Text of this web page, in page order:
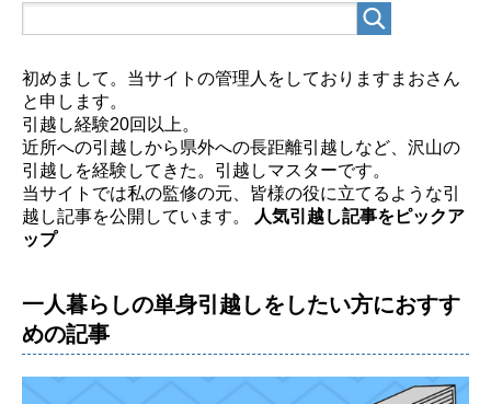
初めまして。当サイトの管理人をしておりますまおさん
と申します。
引越し経験20回以上。
近所への引越しから県外への長距離引越しなど、沢山の
引越しを経験してきた。引越しマスターです。
当サイトでは私の監修の元、皆様の役に立てるような引
越し記事を公開しています。
人気引越し記事をピックア
ップ
一人暮らしの単身引越しをしたい方におすす
めの記事